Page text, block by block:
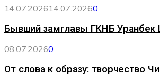
14.07.202614.07.20260
Бывший замглавы ГКНБ
08.07.20260
От слова к образу: творчество